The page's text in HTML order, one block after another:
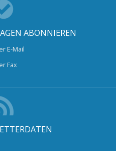
ABONNIEREN
E-Mail
Fax